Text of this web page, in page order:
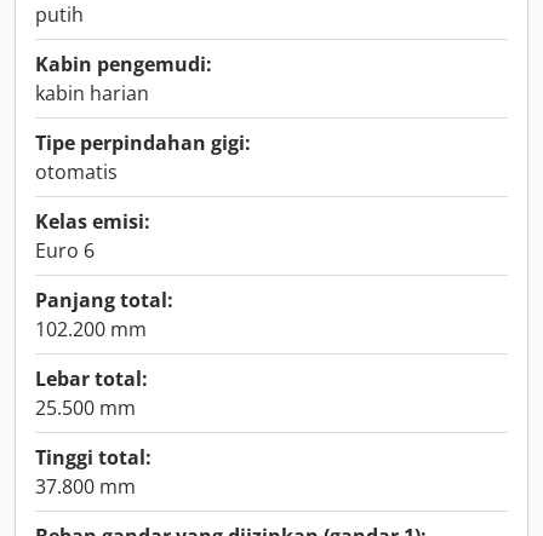
putih
Kabin pengemudi:
kabin harian
Tipe perpindahan gigi:
otomatis
Kelas emisi:
Euro 6
Panjang total:
102.200 mm
Lebar total:
25.500 mm
Tinggi total:
37.800 mm